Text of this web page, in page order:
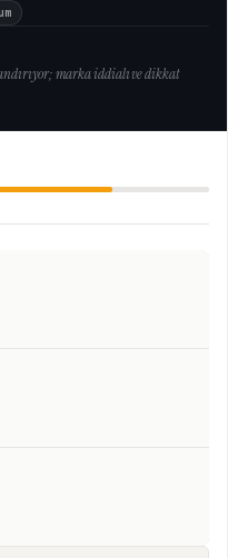
marka iddialı ve dikkat